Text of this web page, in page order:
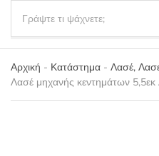
N
U
Category
name
a
r
c
h
p
Αρχική - Κατάστημα - Λασέ,
Λασέ μηχανής κεντημάτων